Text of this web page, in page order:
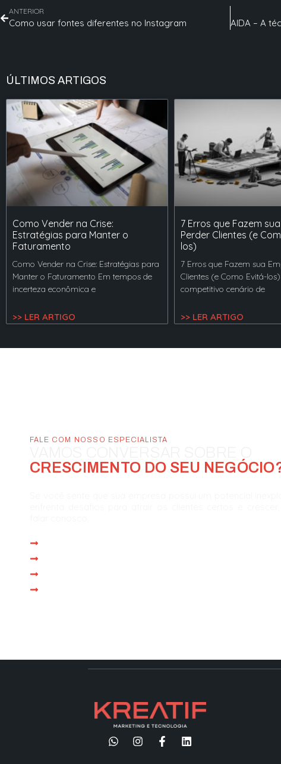
ANTERIOR
Como usar fontes diferentes no Instagram
ÚLTIMOS ARTIGOS
Como Vender na Crise:
Estratégias para Manter o
Faturamento
Como Vender na Crise: Estratégias para
Manter o Faturamento Em tempos de
incerteza econômica e
>> LER ARTIGO
7 Erros que Fazem
Perder Clientes (e
los)
7 Erros que Fazem sua
Clientes (e Como Evitá-
competitivo cenário de
>> LER ARTIGO
FALE COM NOSSO ESPECIALISTA
CRESCIMENTO DO SEU